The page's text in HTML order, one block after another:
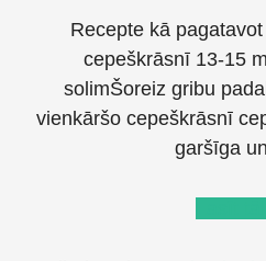
Recepte kā
cepeškrāsnī 13-15
solimŠoreiz gribu
vienkāršo cepeškrāsnī
garšīga